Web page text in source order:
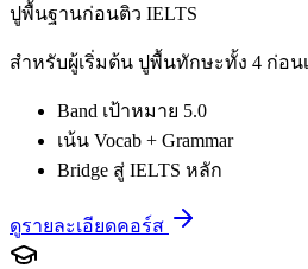
ปูพื้นฐานก่อนติว IELTS
สำหรับผู้เริ่มต้น ปูพื้นทักษะทั้ง 4 ก่อน
Band เป้าหมาย 5.0
เน้น Vocab + Grammar
Bridge สู่ IELTS หลัก
ดูรายละเอียดคอร์ส